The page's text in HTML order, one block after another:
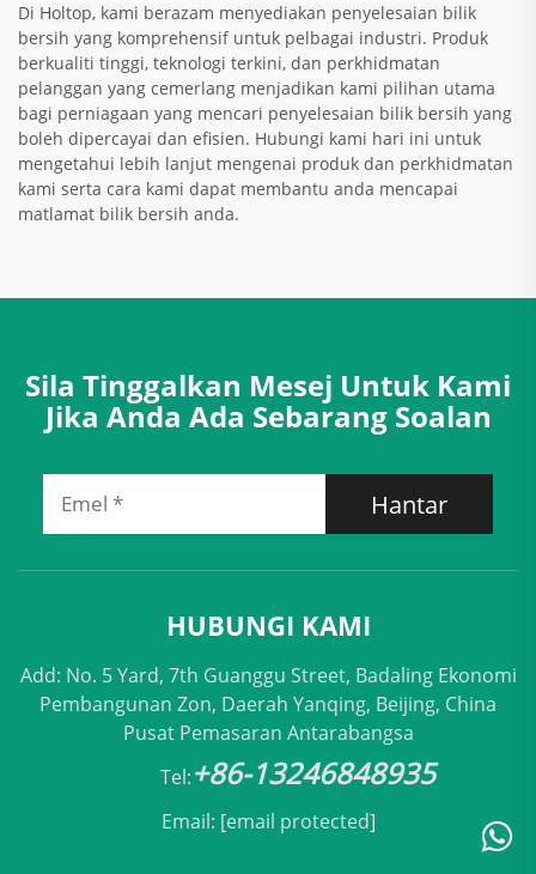
Di Holtop, kami berazam menyediakan penyelesaian bilik
bersih yang komprehensif untuk pelbagai industri. Produk
berkualiti tinggi, teknologi terkini, dan perkhidmatan
pelanggan yang cemerlang menjadikan kami pilihan utama
bagi perniagaan yang mencari penyelesaian bilik bersih yang
boleh dipercayai dan efisien. Hubungi kami hari ini untuk
mengetahui lebih lanjut mengenai produk dan perkhidmatan
kami serta cara kami dapat membantu anda mencapai
matlamat bilik bersih anda.
Sila Tinggalkan Mesej Untuk Kami
Jika Anda Ada Sebarang Soalan
Hantar
HUBUNGI KAMI
Add: No. 5 Yard, 7th Guanggu Street, Badaling Ekonomi
Pembangunan Zon, Daerah Yanqing, Beijing, China
Pusat Pemasaran Antarabangsa
Tel:+86-13246848935
Email: [email protected]